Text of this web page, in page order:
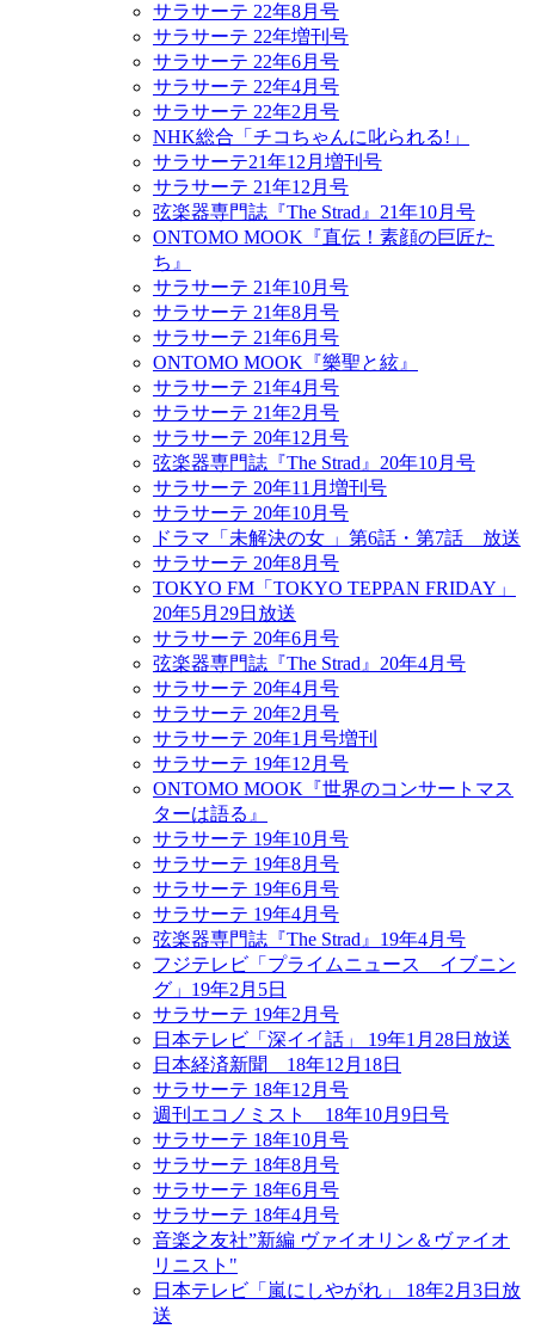
サラサーテ 22年8月号
サラサーテ 22年増刊号
サラサーテ 22年6月号
サラサーテ 22年4月号
サラサーテ 22年2月号
NHK総合「チコちゃんに叱られる!」
サラサーテ21年12月増刊号
サラサーテ 21年12月号
弦楽器専門誌『The Strad』21年10月号
ONTOMO MOOK『直伝！素顔の巨匠た
ち』
サラサーテ 21年10月号
サラサーテ 21年8月号
サラサーテ 21年6月号
ONTOMO MOOK『樂聖と絃』
サラサーテ 21年4月号
サラサーテ 21年2月号
サラサーテ 20年12月号
弦楽器専門誌『The Strad』20年10月号
サラサーテ 20年11月増刊号
サラサーテ 20年10月号
ドラマ「未解決の女 」第6話・第7話 放送
サラサーテ 20年8月号
TOKYO FM「TOKYO TEPPAN FRIDAY」
20年5月29日放送
サラサーテ 20年6月号
弦楽器専門誌『The Strad』20年4月号
サラサーテ 20年4月号
サラサーテ 20年2月号
サラサーテ 20年1月号増刊
サラサーテ 19年12月号
ONTOMO MOOK『世界のコンサートマス
ターは語る』
サラサーテ 19年10月号
サラサーテ 19年8月号
サラサーテ 19年6月号
サラサーテ 19年4月号
弦楽器専門誌『The Strad』19年4月号
フジテレビ「プライムニュース イブニン
グ」19年2月5日
サラサーテ 19年2月号
日本テレビ「深イイ話」 19年1月28日放送
日本経済新聞 18年12月18日
サラサーテ 18年12月号
週刊エコノミスト 18年10月9日号
サラサーテ 18年10月号
サラサーテ 18年8月号
サラサーテ 18年6月号
サラサーテ 18年4月号
音楽之友社”新編 ヴァイオリン＆ヴァイオ
リニスト"
日本テレビ「嵐にしやがれ」 18年2月3日放
送